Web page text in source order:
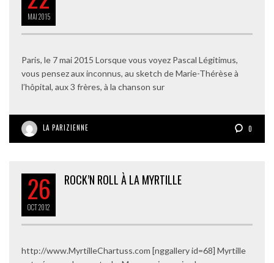
MAI2015
Paris, le 7 mai 2015 Lorsque vous voyez Pascal Légitimus,
vous pensez aux inconnus, au sketch de Marie-Thérèse à
l’hôpital, aux 3 frères, à la chanson sur
LA PARIZIENNE 0
26
OCT2012
ROCK’N ROLL À LA MYRTILLE
http://www.MyrtilleChartuss.com [nggallery id=68] Myrtille